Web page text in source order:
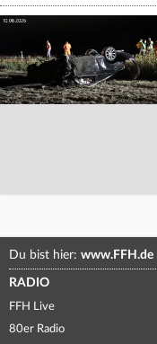
Du bist hier: www.FFH.de
RADIO
FFH Live
80er Radio